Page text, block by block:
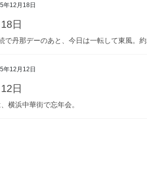
年12月18日
日
で丹那デーのあと、今日は一転して東風。
年12月12日
日
横浜中華街で忘年会。